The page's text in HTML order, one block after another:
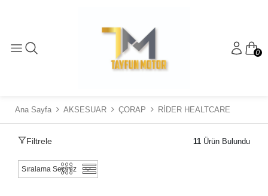
0
Ana Sayfa AKSESUAR ÇORAP RİDER HEALTCARE
Filtrele 11 Ürün Bulundu